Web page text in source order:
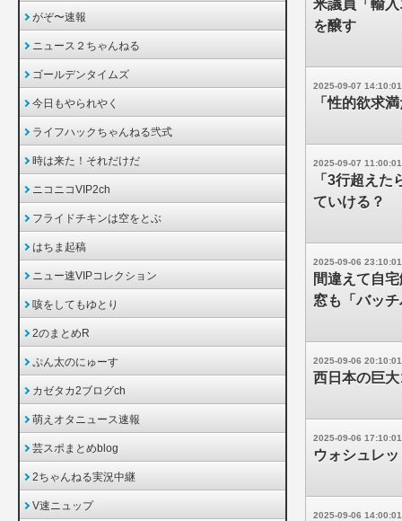
米議員「輸
を醸す
2025-09-07 14:10:01
「性的欲求
2025-09-07 11:00:01
「3行超え
ていける？
2025-09-06 23:10:01
間違えて自
窓も「バッ
2025-09-06 20:10:01
西日本の巨
2025-09-06 17:10:01
ウォシュレ
2025-09-06 14:00:01
がぞ〜速報
ニュース２ちゃんねる
ゴールデンタイムズ
今日もやられやく
ライフハックちゃんねる弐式
時は来た！それだけだ
ニコニコVIP2ch
フライドチキンは空をとぶ
はちま起稿
ニュー速VIPコレクション
咳をしてもゆとり
2のまとめR
ぷん太のにゅーす
カゼタカ2ブログch
萌えオタニュース速報
芸スポまとめblog
2ちゃんねる実況中継
V速ニュップ